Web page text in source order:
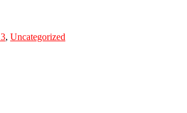
, Uncategorized